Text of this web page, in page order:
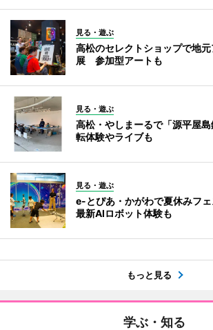
見る・遊ぶ
高松のセレクトショップで地
展 参加型アートも
見る・遊ぶ
高松・やしまーるで「源平屋
転体験やライブも
見る・遊ぶ
e-とぴあ・かがわで夏休みフ
最新AIロボット体験も
もっと見る
学ぶ・知る